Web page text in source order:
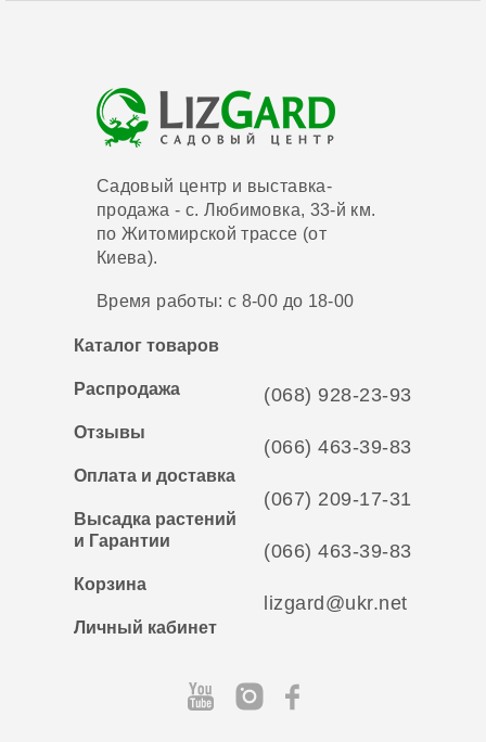
Садовый центр и выставка-
продажа - с. Любимовка, 33-й км.
по Житомирской трассе (от
Киева).
Время работы: с 8-00 до 18-00
Каталог товаров
Распродажа
Отзывы
Оплата и доставка
Высадка растений
и Гарантии
Корзина
Личный кабинет
(068) 928-23-93
(066) 463-39-83
(067) 209-17-31
(066) 463-39-83
lizgard@ukr.net